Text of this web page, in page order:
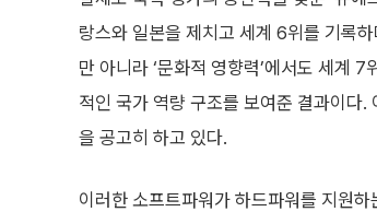
랑스와 일본을 제치고 세계 6위를 기록
만 아니라 ‘문화적 영향력’에서도 세계
적인 국가 역량 구조를 보여준 결과이다.
을 공고히 하고 있다.
이러한 소프트파워가 하드파워를 지원